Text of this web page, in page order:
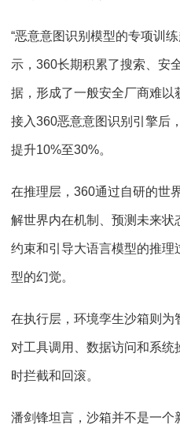
“恶意意图识别模型的专项训
示，360长期积累了搜索、安
据，形成了一般安全厂商难以
接入360恶意意图识别引擎后
提升10%至30%。
在推理层，360通过自研的世
解世界内在机制、预测未来状
约束和引导大语言模型的推
型的幻觉。
在执行层，环境孪生沙箱则为
对工具调用、数据访问和系统
时拦截和回滚。
潘剑锋坦言，沙箱并不是一